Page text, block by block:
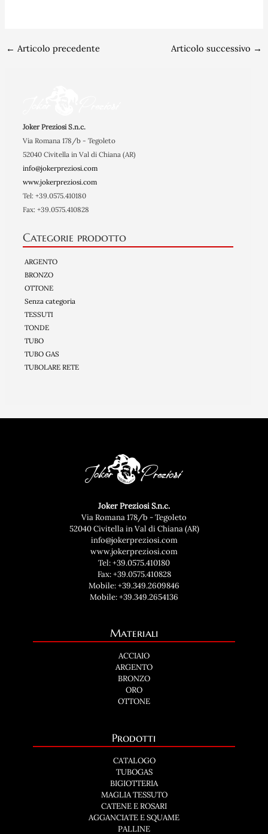
Joker Preziosi S.n.c.
Via Romana 178/b - Tegoleto
52040 Civitella in Val di Chiana (AR)
info@jokerpreziosi.com
www.jokerpreziosi.com
Tel: +39.0575.410180
Fax: +39.0575.410828
Categorie prodotto
ARGENTO
BRONZO
OTTONE
Senza categoria
TESSUTI
TONDE
TUBO
TUBO GAS
TUBOLARE RETE
← Articolo precedente Articolo successivo →
Joker Preziosi S.n.c.
Via Romana 178/b - Tegoleto
52040 Civitella in Val di Chiana (AR)
info@jokerpreziosi.com
www.jokerpreziosi.com
Tel:+39.0575.410180
Fax: +39.0575.410828
Mobile:+39.349.2609846
Mobile:+39.349.2654136
Materiali
ACCIAIO
ARGENTO
BRONZO
ORO
OTTONE
Prodotti
CATALOGO
TUBOGAS
BIGIOTTERIA
MAGLIA TESSUTO
CATENE E ROSARI
AGGANCIATE E SQUAME
PALLINE